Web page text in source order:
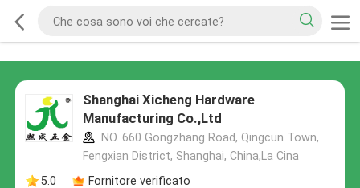
Shanghai Xicheng Hardware
Manufacturing Co.,Ltd
NO. 660 Gongzhang Road, Qingcun Town,
Fengxian District, Shanghai, China,La Cina
5.0
Fornitore verificato